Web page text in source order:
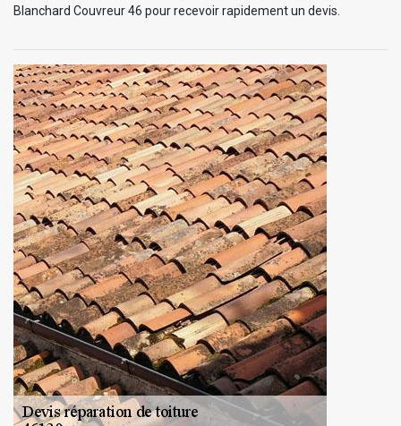
Blanchard Couvreur 46 pour recevoir rapidement un devis.